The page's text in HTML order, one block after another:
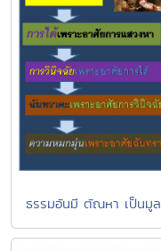
ธรรมอันมี ตัณหา เป็นมูล